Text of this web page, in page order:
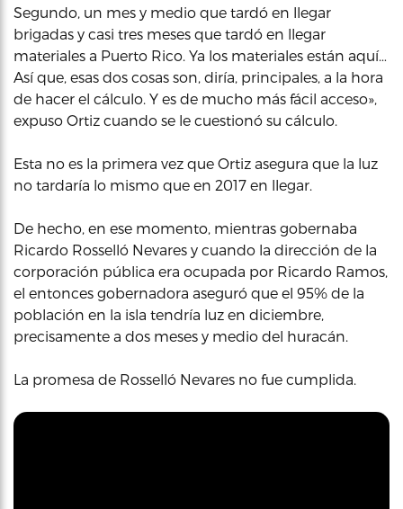
Segundo, un mes y medio que tardó en llegar
brigadas y casi tres meses que tardó en llegar
materiales a Puerto Rico. Ya los materiales están aquí…
Así que, esas dos cosas son, diría, principales, a la hora
de hacer el cálculo. Y es de mucho más fácil acceso»,
expuso Ortiz cuando se le cuestionó su cálculo.
Esta no es la primera vez que Ortiz asegura que la luz
no tardaría lo mismo que en 2017 en llegar.
De hecho, en ese momento, mientras gobernaba
Ricardo Rosselló Nevares y cuando la dirección de la
corporación pública era ocupada por Ricardo Ramos,
el entonces gobernadora aseguró que el 95% de la
población en la isla tendría luz en diciembre,
precisamente a dos meses y medio del huracán.
La promesa de Rosselló Nevares no fue cumplida.